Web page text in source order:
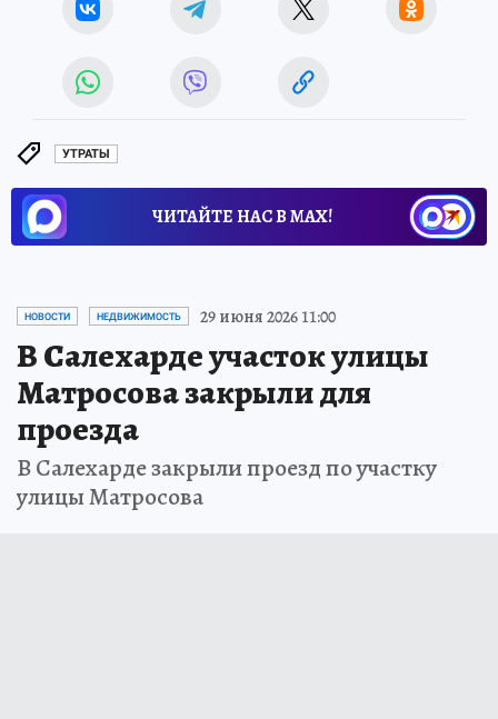
УТРАТЫ
ЧИТАЙТЕ НАС В МАХ!
НОВОСТИ НЕДВИЖИМОСТЬ 29 июня 2026 11:00
В Салехарде участок улицы
Матросова закрыли для
проезда
В Салехарде закрыли проезд по участку
улицы Матросова